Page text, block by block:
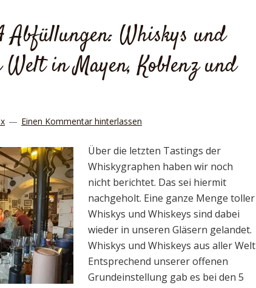
Abfüllungen: Whiskys und
in Mayen, Koblenz und
Einen Kommentar hinterlassen
Über die letzten Tastings der
Whiskygraphen haben wir noch
nicht berichtet. Das sei hiermit
nachgeholt. Eine ganze Menge toller
Whiskys und Whiskeys sind dabei
wieder in unseren Gläsern gelandet.
Whiskys und Whiskeys aus aller Welt
Entsprechend unserer offenen
Grundeinstellung gab es bei den 5